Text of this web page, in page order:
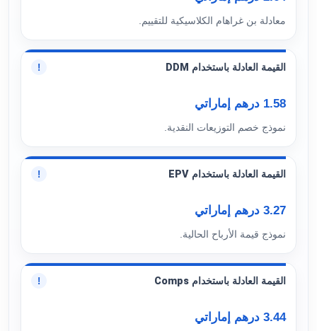
معادلة بن غراهام الكلاسيكية للتقييم.
القيمة العادلة باستخدام DDM !
1.58 درهم إماراتي
نموذج خصم التوزيعات النقدية.
القيمة العادلة باستخدام EPV !
3.27 درهم إماراتي
نموذج قيمة الأرباح الحالية.
القيمة العادلة باستخدام Comps !
3.44 درهم إماراتي